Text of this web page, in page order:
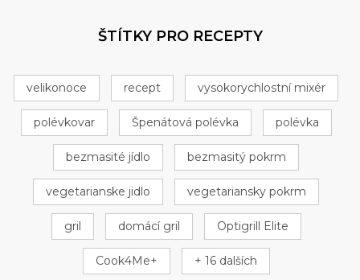
ŠTÍTKY PRO RECEPTY
velikonoce recept vysokorychlostní mixér
polévkovar Špenátová polévka polévka
bezmasité jídlo bezmasitý pokrm
vegetarianske jidlo vegetariansky pokrm
gril domácí gril Optigrill Elite
Cook4Me+ + 16 dalších